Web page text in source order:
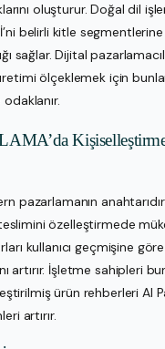
oluşturur. Doğal dil
belirli kitle
sağlar. Dijital
ölçeklemek için
pazarlamanın
özelleştirmede
kullanıcı geçmişine
artırır. İşletme sahipleri
ürün rehberleri AI
artırır.